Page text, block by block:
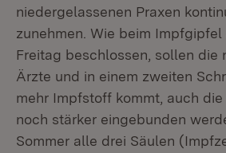
niedergelassenen Praxen
zunehmen. Wie beim
Freitag beschlossen, sollen die
Ärzte und in einem zweiten
mehr Impfstoff kommt, auch
noch stärker eingebunden
Sommer alle drei Säulen